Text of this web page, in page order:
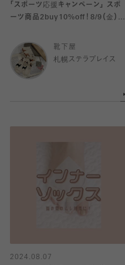
「スポーツ応援キャンペーン」 スポ
ーツ商品2buy10%off！8/9（金）〜
靴下屋
札幌ステラプレイス
2024.08.07